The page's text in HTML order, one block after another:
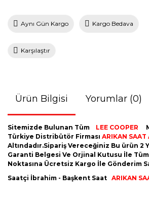
Aynı Gün Kargo Kargo Bedava
Karşılaştır
Ürün Bilgisi Yorumlar (0)
Sitemizde Bulunan Tüm LEE COOPER
Türkiye Distribütör Firması ARIKAN SAAT
Altındadır.Sipariş Vereceğiniz Bu ürün 2
Garanti Belgesi Ve Orjinal Kutusu İle
Noktasına Ücretsiz Kargo İle Gönderim
Saatçi İbrahim - Başkent Saat ARIKAN